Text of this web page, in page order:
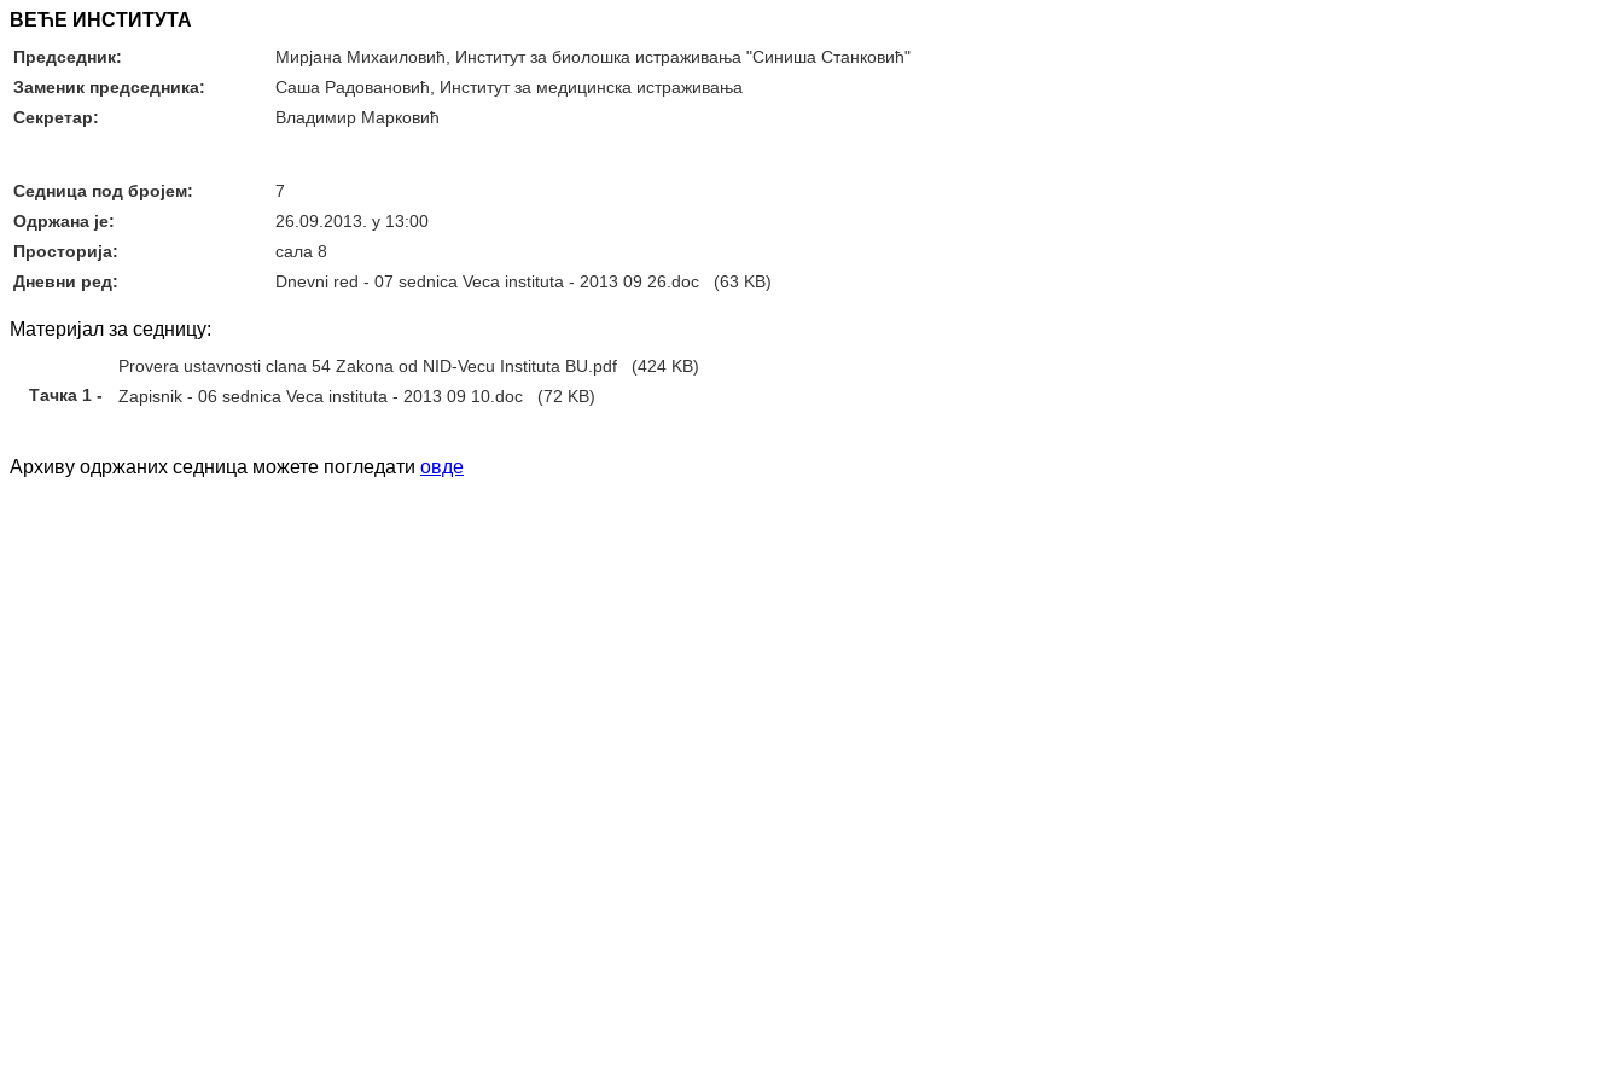
ВЕЋЕ ИНСТИТУТА
Председник:
Мирјана Михаиловић, Институт за биолошка истраживања "Синиша Станковић"
Заменик председника:
Саша Радовановић, Институт за медицинска истраживања
Секретар:
Владимир Марковић
Седница под бројем:
7
Oдржана je:
26.09.2013. у 13:00
Просторија:
сала 8
Дневни ред:
Dnevni red - 07 sednica Veca instituta - 2013 09 26.doc (63 KB)
Материјал за седницу:
Provera ustavnosti clana 54 Zakona od NID-Vecu Instituta BU.pdf
(424 KB)
Тачка 1 -
Zapisnik - 06 sednica Veca instituta - 2013 09 10.doc (72 KB)
Архиву одржаних седница можете погледати овде